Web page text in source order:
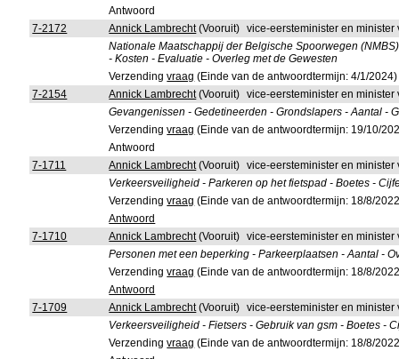
Antwoord
7-2172
Annick Lambrecht(Vooruit) vice-eersteminister en minister
Nationale Maatschappij der Belgische Spoorwegen
- Kosten - Evaluatie - Overleg met de Gewesten
Verzendingvraag (Einde van de antwoordtermijn: 4/1/2024)
7-2154
Annick Lambrecht(Vooruit) vice-eersteminister en
Gevangenissen - Gedetineerden - Grondslapers - Aantal -
Verzendingvraag (Einde van de antwoordtermijn: 19/10/
Antwoord
7-1711
Annick Lambrecht(Vooruit) vice-eersteminister en
Verkeersveiligheid - Parkeren op het fietspad - Boetes -
Verzendingvraag (Einde van de antwoordtermijn: 18/8/
Antwoord
7-1710
Annick Lambrecht(Vooruit) vice-eersteminister en
Personen met een beperking - Parkeerplaatsen - Aantal -
Verzendingvraag (Einde van de antwoordtermijn: 18/8/
Antwoord
7-1709
Annick Lambrecht(Vooruit) vice-eersteminister en
Verkeersveiligheid - Fietsers - Gebruik van gsm - Boetes -
Verzendingvraag (Einde van de antwoordtermijn: 18/8/